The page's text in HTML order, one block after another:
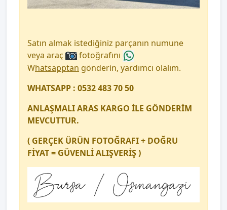
Satın almak istediğiniz parçanın numune
veya araç
fotoğrafını
Whatsapptan gönderin, yardımcı olalım.
WHATSAPP : 0532 483 70 50
ANLAŞMALI ARAS KARGO İLE GÖNDERİM
MEVCUTTUR.
( GERÇEK ÜRÜN FOTOĞRAFI + DOĞRU
FİYAT = GÜVENLİ ALIŞVERİŞ )